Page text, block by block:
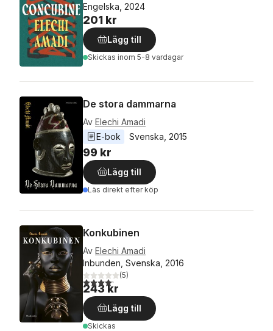
Engelska, 2024
201 kr
Lägg till
Skickas inom 5-8 vardagar
De stora dammarna
Av Elechi Amadi
E-bok
Svenska 2015
99 kr
Lägg till
Läs direkt efter köp
Konkubinen
Av Elechi Amadi
Inbunden, Svenska, 2016
4,2utav 5 stjärnor. Totalt antal röster:
(5)
243 kr
Lägg till
Skickas